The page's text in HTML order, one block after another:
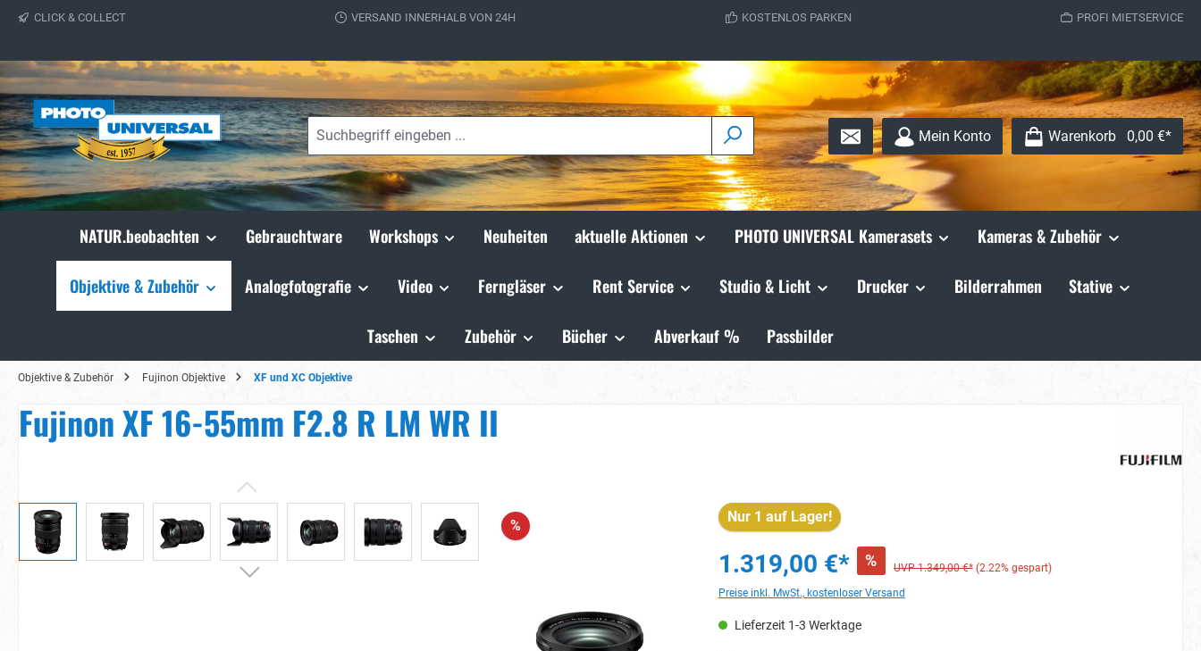
Zur Hauptnavigation springen
CLICK & COLLECT VERSAND INNERHALB VON 24H KOSTENLOS PARKEN PROFI MIETSERVICE
Mein Konto Warenkorb 0,00 €*
NATUR.beobachten Gebrauchtware Workshops Neuheiten aktuelle Aktionen PHOTO UNIVERSAL Kamerasets Kameras & Zubehör
Objektive & Zubehör Analogfotografie Video Ferngläser Rent Service Studio & Licht Drucker Bilderrahmen Stative
Taschen Zubehör Bücher Abverkauf % Passbilder
Objektive & Zubehör Fujinon Objektive XF und XC Objektive
Fujinon XF 16-55mm F2.8 R LM WR II
Bildergalerie überspringen
%
Nur 1 auf Lager!
1.319,00 €* % UVP 1.349,00 €* (2.22% gespart)
Preise inkl. MwSt., kostenloser Versand
Lieferzeit 1-3 Werktage